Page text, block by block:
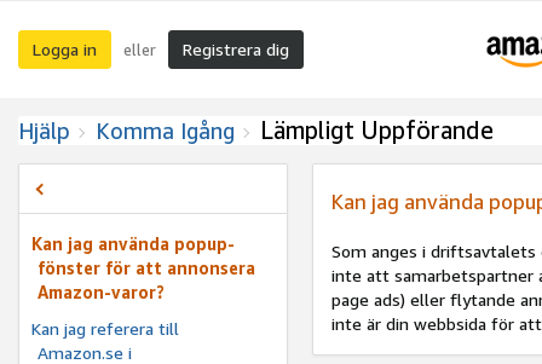
Logga in eller Registrera dig
Hjälp Komma Igång Lämpligt Uppförande
Kan jag använda popup-
fönster för att annonsera
Amazon-varor?
Kan jag referera till
Amazon.se i
Kan jag använda
Som anges i driftsavtalets
inte att samarbetspartner
page ads) eller flytande
inte är din webbsida för